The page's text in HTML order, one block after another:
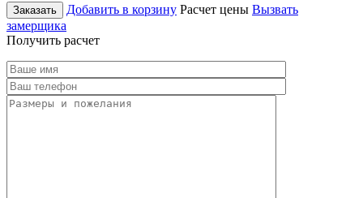
Заказать Добавить в корзину Расчет цены Вызвать
замерщика
Получить расчет